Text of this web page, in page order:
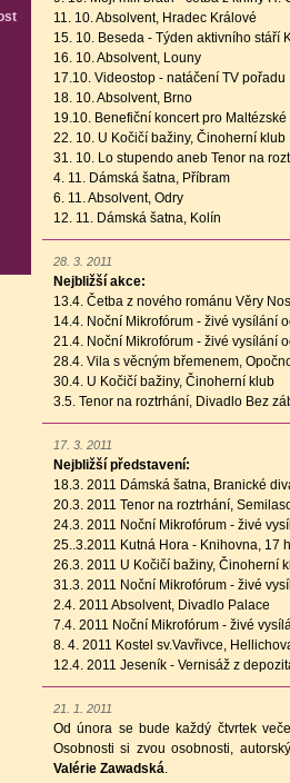
11. 10. Absolvent, Hradec Králové
15. 10. Beseda - Týden aktivního stáří
16. 10. Absolvent, Louny
17.10. Videostop - natáčení TV pořadu
18. 10. Absolvent, Brno
19.10. Benefiční koncert pro
22. 10. U Kočičí bažiny, Činoherní klub
31. 10. Lo stupendo aneb Tenor na
4. 11. Dámská šatna, Příbram
6. 11. Absolvent, Odry
12. 11. Dámská šatna, Kolín
28. 3. 2011
Nejbližší akce:
13.4. Četba z nového románu Věry
14.4. Noční Mikrofórum - živé vysílání
21.4. Noční Mikrofórum - živé vysílání
28.4. Vila s věcným břemenem,
30.4. U Kočičí bažiny, Činoherní klub
3.5. Tenor na roztrhání, Divadlo Bez
17. 3. 2011
Nejbližší představení:
18.3. 2011 Dámská šatna, Branické
20.3. 2011 Tenor na roztrhání,
24.3. 2011 Noční Mikrofórum - živé
25..3.2011 Kutná Hora - Knihovna, 17
26.3. 2011 U Kočičí bažiny, Činoherní
31.3. 2011 Noční Mikrofórum - živé
2.4. 2011 Absolvent, Divadlo Palace
7.4. 2011 Noční Mikrofórum - živé
8. 4. 2011 Kostel sv.Vavřivce,
12.4. 2011 Jeseník - Vernisáž z
21. 1. 2011
Od února se bude každý čtvrtek
Osobnosti si zvou osobnosti,
Valérie Zawadská.